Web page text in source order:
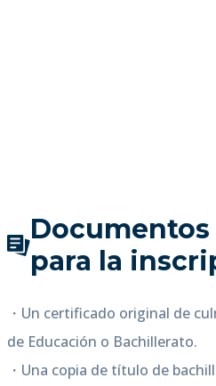
para la
・Un certificado original de
de Educación o Bachillerato.
・Una copia de título de